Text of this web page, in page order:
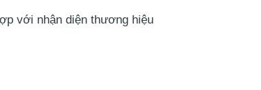
với nhận diện thương hiệu